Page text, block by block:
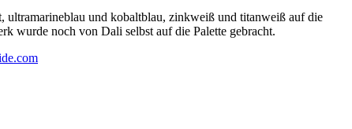
ultramarineblau und kobaltblau, zinkweiß und titanweiß auf die
wurde noch von Dali selbst auf die Palette gebracht.